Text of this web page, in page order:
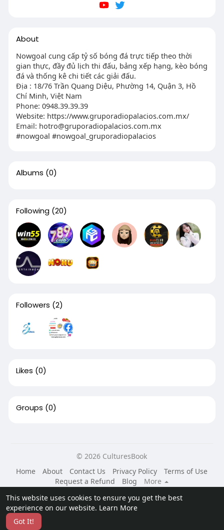
This website uses cookies to ensure you get the best
experience on our website. Learn More
Got It!
About
Nowgoal cung cấp tỷ số bóng đá trực tiếp theo thời
gian thực, đầy đủ lịch thi đấu, bảng xếp hạng, kèo bóng
đá và thống kê chi tiết các giải đấu.
Địa : 18/76 Trần Quang Diệu, Phường 14, Quận 3, Hồ
Chí Minh, Việt Nam
Phone: 0948.39.39.39
Website: https://www.gruporadiopalacios.com.mx/
Email: hotro@gruporadiopalacios.com.mx
#nowgoal #nowgoal_gruporadiopalacios
Albums (0)
Following (20)
Followers (2)
Likes (0)
Groups (0)
© 2026 CulturesBook
Home
About Contact Us Privacy Policy
Terms of Use
Request a Refund
Blog
More
Language